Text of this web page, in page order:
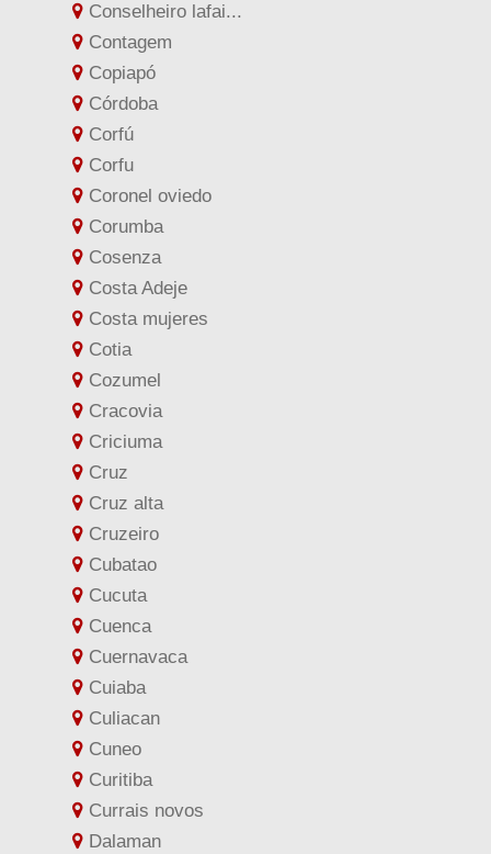
Conselheiro lafai...
Contagem
Copiapó
Córdoba
Corfú
Corfu
Coronel oviedo
Corumba
Cosenza
Costa Adeje
Costa mujeres
Cotia
Cozumel
Cracovia
Criciuma
Cruz
Cruz alta
Cruzeiro
Cubatao
Cucuta
Cuenca
Cuernavaca
Cuiaba
Culiacan
Cuneo
Curitiba
Currais novos
Dalaman